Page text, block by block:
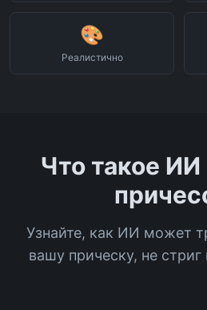
🎨
Реалистично
Что такое
Узнайте, как ИИ может
вашу прическу, не